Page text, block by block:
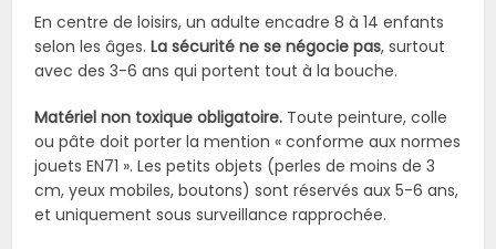
En centre de loisirs, un adulte encadre 8 à 14 enfants
selon les âges.La sécurité ne se négocie pas, surtout
avec des 3-6 ans qui portent tout à la bouche.
Matériel non toxique obligatoire. Toute peinture, colle
ou pâte doit porter la mention « conforme aux normes
jouets EN71 ». Les petits objets (perles de moins de 3
cm, yeux mobiles, boutons) sont réservés aux 5-6 ans,
et uniquement sous surveillance rapprochée.